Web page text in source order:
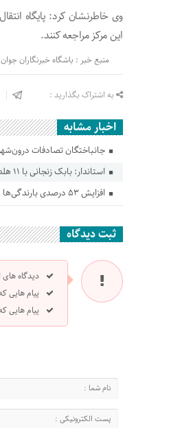
وی خاطرنشان کرد: پایگاه
این مرکز مراجعه کنند.
منبع خبر : باشگاه خبرنگاران جوان
به اشتراک بگذارید :
اخبار مشابه
جانباختگان تصادفات درون‌شهری گلستان
استاندار: بابک زنجانی با ۱۱ هلدینگ اقتصادی پیگیر سرمایه‌گذاری در گلستان است
افزایش ۵۳ درصدی بارندگی‌ها در گلستان
ثبت دیدگاه
دیدگاه
پیام هایی
پیام هایی